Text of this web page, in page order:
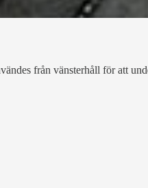
från vänsterhåll för att